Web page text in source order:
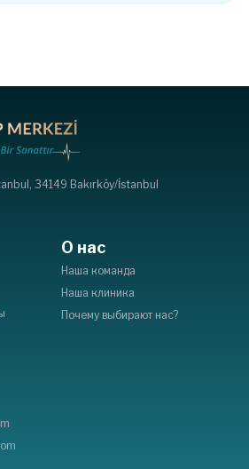
34149 Bakırköy/İstanbul
О нас
Наша команда
Наша клиника
Почему выбирают нас?